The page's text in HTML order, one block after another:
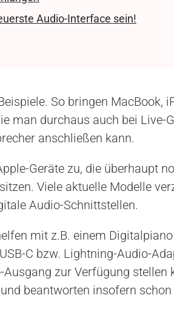
Audio-Interface sein!
So bringen MacBook,
man durchaus auch bei Live-
anschließen kann.
Geräte zu, die überhaupt
Viele aktuelle Modelle
Audio-Schnittstellen.
mit z.B. einem
C bzw. Lightning-Audio-
Ausgang zur Verfügung stellen
beantworten insofern